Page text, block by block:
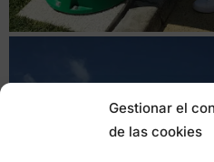
Gestionar el
de las cookies